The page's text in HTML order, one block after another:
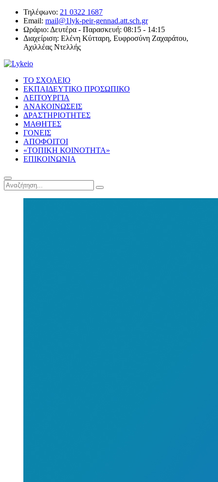
Τηλέφωνο: 21 0322 1687
Email: mail@1lyk-peir-gennad.att.sch.gr
Ωράριο: Δευτέρα - Παρασκευή: 08:15 - 14:15
Διαχείριση: Ελένη Κύτταρη, Ευφροσύνη Ζαχαράτου,
Αχιλλέας Ντελλής
ΤΟ ΣΧΟΛΕΙΟ
ΕΚΠΑΙΔΕΥΤΙΚΟ ΠΡΟΣΩΠΙΚΟ
ΛΕΙΤΟΥΡΓΙΑ
ΑΝΑΚΟΙΝΩΣΕΙΣ
ΔΡΑΣΤΗΡΙΟΤΗΤΕΣ
ΜΑΘΗΤΕΣ
ΓΟΝΕΙΣ
ΑΠΟΦΟΙΤΟΙ
«ΤΟΠΙΚΗ ΚΟΙΝΟΤΗΤΑ»
ΕΠΙΚΟΙΝΩΝΙΑ